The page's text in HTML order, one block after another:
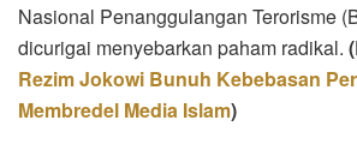
Nasional Penanggulangan Terorisme
dicurigai menyebarkan paham radikal.
Rezim Jokowi Bunuh Kebebasan
Membredel Media Islam)